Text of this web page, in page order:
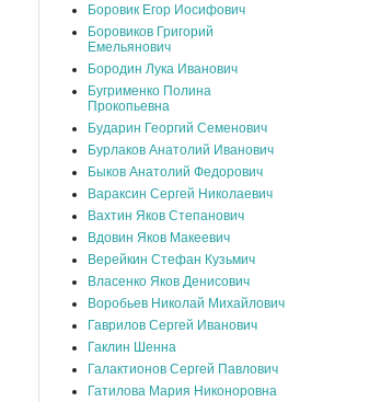
Боровик Егор Иосифович
Боровиков Григорий
Емельянович
Бородин Лука Иванович
Бугрименко Полина
Прокопьевна
Бударин Георгий Семенович
Бурлаков Анатолий Иванович
Быков Анатолий Федорович
Вараксин Сергей Николаевич
Вахтин Яков Степанович
Вдовин Яков Макеевич
Верейкин Стефан Кузьмич
Власенко Яков Денисович
Воробьев Николай Михайлович
Гаврилов Сергей Иванович
Гаклин Шенна
Галактионов Сергей Павлович
Гатилова Мария Никоноровна